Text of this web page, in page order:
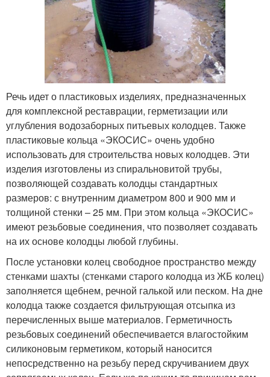
Речь идет о пластиковых изделиях, предназначенных
для комплексной реставрации, герметизации или
углубления водозаборных питьевых колодцев. Также
пластиковые кольца «ЭКОСИС» очень удобно
использовать для строительства новых колодцев. Эти
изделия изготовлены из спиральновитой трубы,
позволяющей создавать колодцы стандартных
размеров: с внутренним диаметром 800 и 900 мм и
толщиной стенки – 25 мм. При этом кольца «ЭКОСИС»
имеют резьбовые соединения, что позволяет создавать
на их основе колодцы любой глубины.
После установки колец свободное пространство между
стенками шахты (стенками старого колодца из ЖБ колец)
заполняется щебнем, речной галькой или песком. На дне
колодца также создается фильтрующая отсыпка из
перечисленных выше материалов. Герметичность
резьбовых соединений обеспечивается влагостойким
силиконовым герметиком, который наносится
непосредственно на резьбу перед скручиванием двух